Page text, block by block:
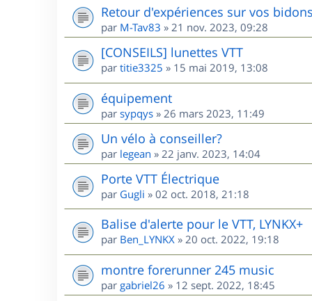
Retour d'expériences sur vos
par M-Tav83 » 21 nov. 2023, 09:28
[CONSEILS] lunettes VTT
par titie3325 » 15 mai 2019, 13:08
équipement
par sypqys » 26 mars 2023, 11:49
Un vélo à conseiller?
par legean » 22 janv. 2023, 14:04
Porte VTT Électrique
par Gugli » 02 oct. 2018, 21:18
Balise d'alerte pour le VTT, LYNKX+
par Ben_LYNKX » 20 oct. 2022, 19:18
montre forerunner 245 music
par gabriel26 » 12 sept. 2022, 18:45